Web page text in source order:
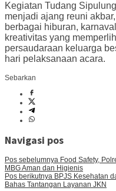
Kegiatan Tudang
menjadi ajang reuni
berbagai hiburan,
kreativitas yang
persaudaraan keluarga
hari pelaksanaan acara.
Sebarkan
Navigasi pos
Pos sebelumnya Food Safety,
MBG Aman dan Higienis
Pos berikutnya BPJS Kesehatan
Bahas Tantangan Layanan JKN